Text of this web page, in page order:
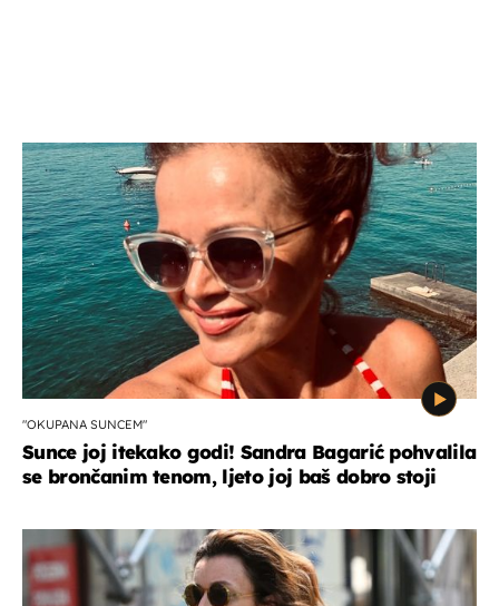
"OKUPANA SUNCEM"
Sunce joj itekako godi! Sandra Bagarić pohvalila
se brončanim tenom, ljeto joj baš dobro stoji